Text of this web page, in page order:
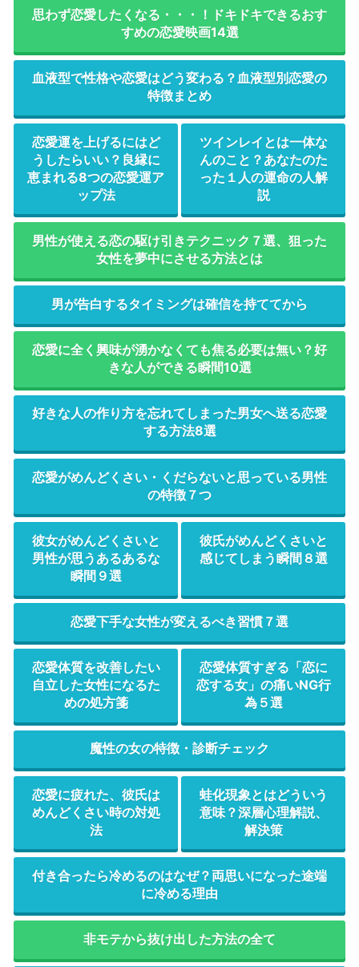
思わず恋愛したくなる・・・！ドキドキできるおす
すめの恋愛映画14選
血液型で性格や恋愛はどう変わる？血液型別恋愛の
特徴まとめ
恋愛運を上げるにはど
うしたらいい？良縁に
恵まれる8つの恋愛運ア
ップ法
ツインレイとは一体な
んのこと？あなたのた
った１人の運命の人解
説
男性が使える恋の駆け引きテクニック７選、狙った
女性を夢中にさせる方法とは
男が告白するタイミングは確信を持ててから
恋愛に全く興味が湧かなくても焦る必要は無い？好
きな人ができる瞬間10選
好きな人の作り方を忘れてしまった男女へ送る恋愛
する方法8選
恋愛がめんどくさい・くだらないと思っている男性
の特徴７つ
彼女がめんどくさいと
男性が思うあるあるな
瞬間９選
彼氏がめんどくさいと
感じてしまう瞬間８選
恋愛下手な女性が変えるべき習慣７選
恋愛体質を改善したい
自立した女性になるた
めの処方箋
恋愛体質すぎる「恋に
恋する女」の痛いNG行
為５選
魔性の女の特徴・診断チェック
恋愛に疲れた、彼氏は
めんどくさい時の対処
法
蛙化現象とはどういう
意味？深層心理解説、
解決策
付き合ったら冷めるのはなぜ？両思いになった途端
に冷める理由
非モテから抜け出した方法の全て